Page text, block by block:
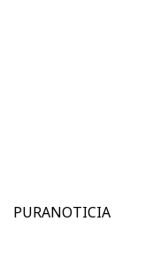
PURANOTICIA